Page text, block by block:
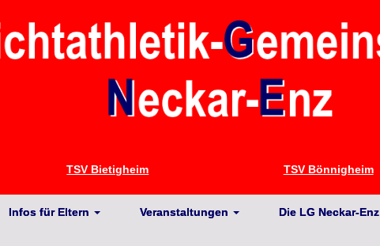
TSV Bietigheim TSV Bönnigheim
Infos für Eltern Veranstaltungen Die LG Neckar-Enz